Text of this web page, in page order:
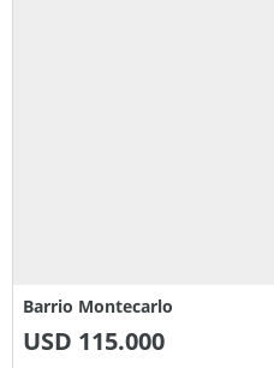
Barrio Montecarlo
USD 115.000